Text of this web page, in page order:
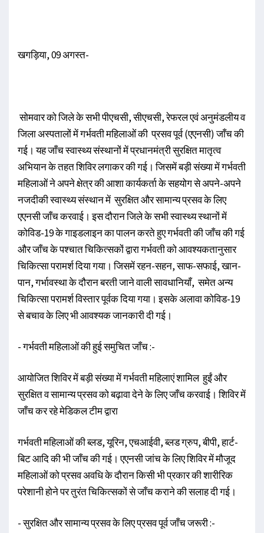
खगड़िया, 09 अगस्त-
सोमवार को जिले के सभी पीएचसी, सीएचसी, रेफरल एवं अनुमंडलीय व
जिला अस्पतालों में गर्भवती महिलाओं की प्रसव पूर्व (एएनसी) जाँच की
गई। यह जाँच स्वास्थ्य संस्थानों में प्रधानमंत्री सुरक्षित मातृत्व
अभियान के तहत शिविर लगाकर की गई। जिसमें बड़ी संख्या में गर्भवती
महिलाओं ने अपने क्षेत्र की आशा कार्यकर्ता के सहयोग से अपने-अपने
नजदीकी स्वास्थ्य संस्थान में सुरक्षित और सामान्य प्रसव के लिए
एएनसी जाँच करवाई। इस दौरान जिले के सभी स्वास्थ्य स्थानों में
कोविड-19 के गाइडलाइन का पालन करते हुए गर्भवती की जाँच की गई
और जाँच के पश्चात चिकित्सकों द्वारा गर्भवती को आवश्यकतानुसार
चिकित्सा परामर्श दिया गया। जिसमें रहन-सहन, साफ-सफाई, खान-
पान, गर्भावस्था के दौरान बरती जाने वाली सावधानियाँ, समेत अन्य
चिकित्सा परामर्श विस्तार पूर्वक दिया गया। इसके अलावा कोविड-19
से बचाव के लिए भी आवश्यक जानकारी दी गई।
- गर्भवती महिलाओं की हुई समुचित जाँच :-
आयोजित शिविर में बड़ी संख्या में गर्भवती महिलाएं शामिल हुईं और
सुरक्षित व सामान्य प्रसव को बढ़ावा देने के लिए जाँच करवाई। शिविर में
जाँच कर रहे मेडिकल टीम द्वारा
गर्भवती महिलाओं की ब्लड, यूरिन, एचआईवी, ब्लड ग्रुप, बीपी, हार्ट-
बिट आदि की भी जाँच की गई। एएनसी जांच के लिए शिविर में मौजूद
महिलाओं को प्रसव अवधि के दौरान किसी भी प्रकार की शारीरिक
परेशानी होने पर तुरंत चिकित्सकों से जाँच कराने की सलाह दी गई।
- सुरक्षित और सामान्य प्रसव के लिए प्रसव पूर्व जाँच जरूरी :-